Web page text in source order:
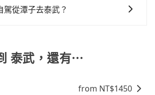
依照訂單上的資訊依約接送。
，台中-左營一天最多有89班次高鐵可
分鐘（平均57分）的高鐵從台中站前
人票價790元，再用10分鐘出站、等
東縣泰武鄉的目的地。全程加上轉車
駕從潭子去泰武？
在台中路邊可隨租隨借的iRent應該是
冊完iRent的app後，可以每小時
為$3,100~3,800（金額差異來自於平
泰武，還有⋯
from NT$1450